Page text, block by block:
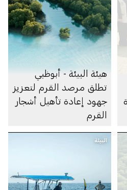
هيئة البيئة - أبوظبي
تطلق مرصد القرم لتعزيز
جهود إعادة تأهيل أشجار
القرم
البيئة